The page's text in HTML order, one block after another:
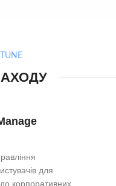
для
корпоративних